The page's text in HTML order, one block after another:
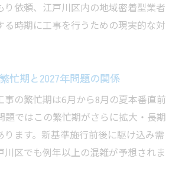
り依頼、江戸川区内の地域密着型業者
る時期に工事を行うための現実的な対
忙期と2027年問題の関係
事の繁忙期は6月から8月の夏本番直前
題ではこの繁忙期がさらに拡大・長期
ます。新基準施行前後に駆け込み需
川区でも例年以上の混雑が予想されま